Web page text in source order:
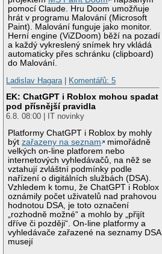
pomocí Claude. Hru Doom umožňuje
hrát v programu Malování (Microsoft
Paint). Malování funguje jako monitor.
Herní engine (ViZDoom) běží na pozadí
a každý vykreslený snímek hry vkládá
automaticky přes schránku (clipboard)
do Malování.
Ladislav Hagara| Komentářů: 5
EK: ChatGPT i Roblox mohou spadat
pod přísnější pravidla
6.8. 08:00 | IT novinky
Platformy ChatGPT i Roblox by mohly
býtzařazeny na seznam
mimořádně
velkých on-line platforem nebo
internetových vyhledávačů, na něž se
vztahují zvláštní podmínky podle
nařízení o digitálních službách (DSA).
Vzhledem k tomu, že ChatGPT i Roblox
oznámily počet uživatelů nad prahovou
hodnotou DSA, je toto označení
„rozhodně možné“ a mohlo by „přijít
dříve či později“. On-line platformy a
vyhledávače zařazené na seznamy DSA
musejí